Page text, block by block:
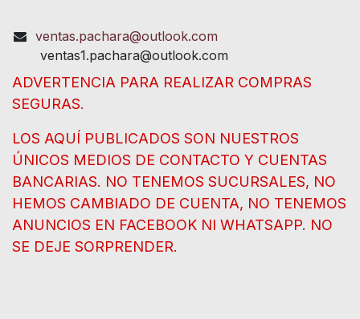
ventas.pachara@outlook.com
ventas1.pachara@outlook.com
ADVERTENCIA PARA REALIZAR COMPRAS
SEGURAS.
LOS AQUÍ PUBLICADOS SON NUESTROS
ÚNICOS MEDIOS DE CONTACTO Y CUENTAS
BANCARIAS. NO TENEMOS SUCURSALES, NO
HEMOS CAMBIADO DE CUENTA, NO TENEMOS
ANUNCIOS EN FACEBOOK NI WHATSAPP. NO
SE DEJE SORPRENDER.